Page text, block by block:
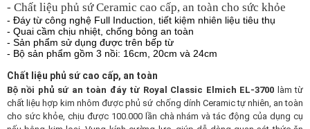
- Chất liệu phủ sứ Ceramic cao cấp, an toàn cho sức khỏe
- Đáy từ công nghệ Full Induction, tiết kiệm nhiên liệu tiêu thụ
- Quai cầm chịu nhiệt, chống bỏng an toàn
- Sản phẩm sử dụng được trên bếp từ
- Bộ sản phẩm gồm 3 nồi: 16cm, 20cm và 24cm
Chất liệu phủ sứ cao cấp, an toàn
Bộ nồi phủ sứ an toàn đáy từ Royal Classic Elmich EL-3700 làm từ
chất liệu hợp kim nhôm được phủ sứ chống dính Ceramic tự nhiên, an toàn
cho sức khỏe, chịu được 100.000 lần chà nhám và tác động của dụng cụ